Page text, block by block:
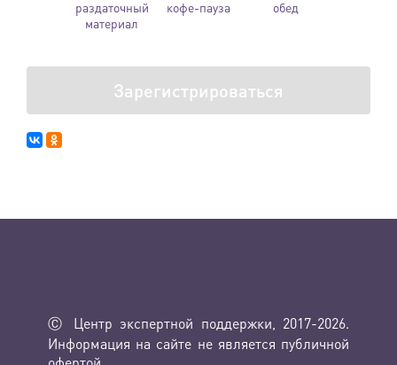
раздаточный
материал
кофе-пауза обед
Зарегистрироваться
Ⓒ Центр экспертной поддержки, 2017-2026.
Информация на сайте не является публичной